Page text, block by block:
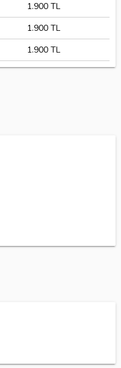
1.900 TL
1.900 TL
1.900 TL